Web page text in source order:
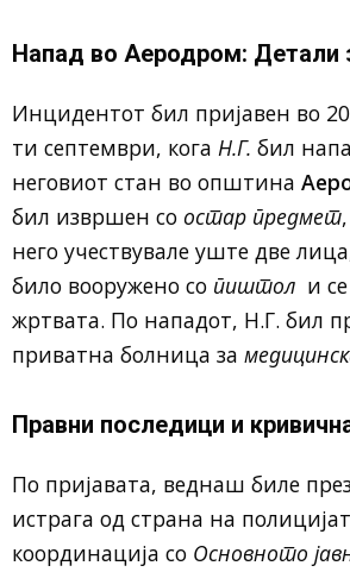
Напад во Аеродром: Детали
Инцидентот бил пријавен во
ти септември, кога Н.Г. бил
неговиот стан во општина
бил извршен со остар предмет
него учествувале уште две
било вооружено со пиштол и
жртвата. По нападот, Н.Г. бил
приватна болница за
Правни последици и
По пријавата, веднаш биле
истрага од страна на
координација со Основното